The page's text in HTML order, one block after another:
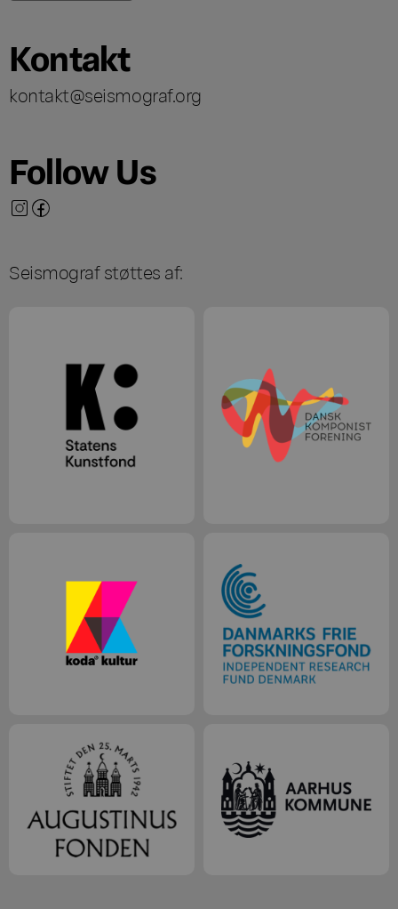
Kontakt
kontakt@seismograf.org
Follow Us
Seismograf støttes af: